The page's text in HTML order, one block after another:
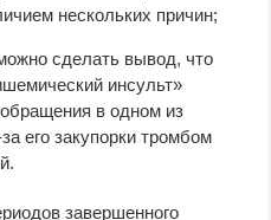
нескольких причин;
сделать вывод, что
инсульт»
в одном из
его закупорки тромбом
завершенного